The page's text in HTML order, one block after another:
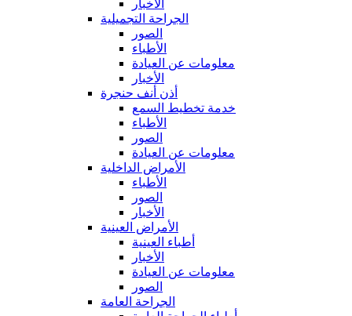
الأخبار
الجراحة التجميلية
الصور
الأطباء
معلومات عن العيادة
الأخبار
أذن أنف حنجرة
خدمة تخطيط السمع
الأطباء
الصور
معلومات عن العيادة
الأمراض الداخلية
الأطباء
الصور
الأخبار
الأمراض العينية
أطباء العينية
الأخبار
معلومات عن العيادة
الصور
الجراحة العامة